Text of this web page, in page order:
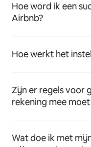
Hoe word ik een
Airbnb?
Hoe werkt het
Zijn er regels voor
rekening mee
Wat doe ik met